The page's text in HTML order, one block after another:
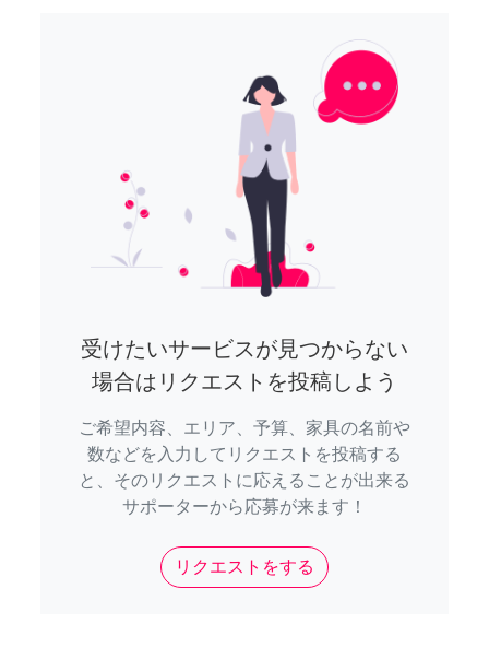
受けたいサービスが見つからない
場合はリクエストを投稿しよう
ご希望内容、エリア、予算、家具の名前や
数などを入力してリクエストを投稿する
と、そのリクエストに応えることが出来る
サポーターから応募が来ます！
リクエストをする